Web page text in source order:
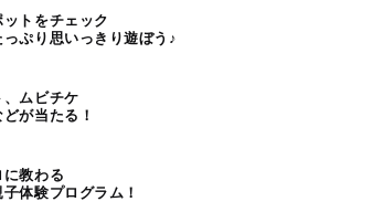
トをチェック
っぷり思いっきり遊ぼう♪
、ムビチケ
が当たる！
に教わる
体験プログラム！